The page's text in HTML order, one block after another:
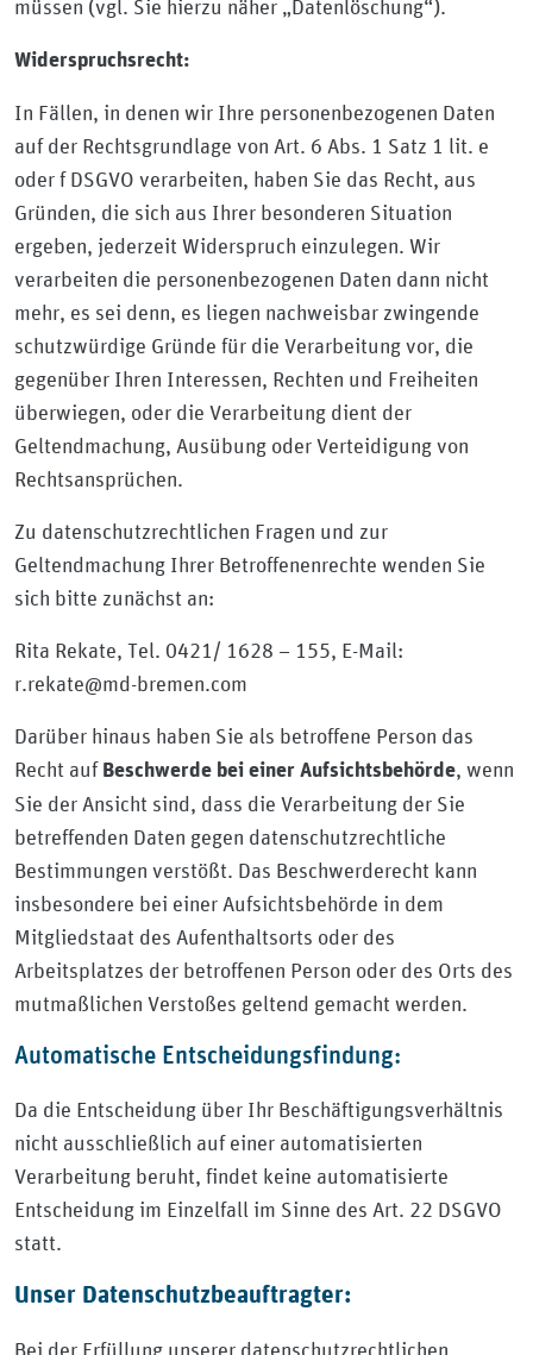
müssen (vgl. Sie hierzu näher „Datenlöschung“).
Widerspruchsrecht:
In Fällen, in denen wir Ihre personenbezogenen Daten
auf der Rechtsgrundlage von Art. 6 Abs. 1 Satz 1 lit. e
oder f DSGVO verarbeiten, haben Sie das Recht, aus
Gründen, die sich aus Ihrer besonderen Situation
ergeben, jederzeit Widerspruch einzulegen. Wir
verarbeiten die personenbezogenen Daten dann nicht
mehr, es sei denn, es liegen nachweisbar zwingende
schutzwürdige Gründe für die Verarbeitung vor, die
gegenüber Ihren Interessen, Rechten und Freiheiten
überwiegen, oder die Verarbeitung dient der
Geltendmachung, Ausübung oder Verteidigung von
Rechtsansprüchen.
Zu datenschutzrechtlichen Fragen und zur
Geltendmachung Ihrer Betroffenenrechte wenden Sie
sich bitte zunächst an:
Rita Rekate, Tel. 0421/ 1628 – 155, E-Mail:
r.rekate@md-bremen.com
Darüber hinaus haben Sie als betroffene Person das
Recht auf Beschwerde bei einer Aufsichtsbehörde, wenn
Sie der Ansicht sind, dass die Verarbeitung der Sie
betreffenden Daten gegen datenschutzrechtliche
Bestimmungen verstößt. Das Beschwerderecht kann
insbesondere bei einer Aufsichtsbehörde in dem
Mitgliedstaat des Aufenthaltsorts oder des
Arbeitsplatzes der betroffenen Person oder des Orts des
mutmaßlichen Verstoßes geltend gemacht werden.
Automatische Entscheidungsfindung:
Da die Entscheidung über Ihr Beschäftigungsverhältnis
nicht ausschließlich auf einer automatisierten
Verarbeitung beruht, findet keine automatisierte
Entscheidung im Einzelfall im Sinne des Art. 22 DSGVO
statt.
Unser Datenschutzbeauftragter: